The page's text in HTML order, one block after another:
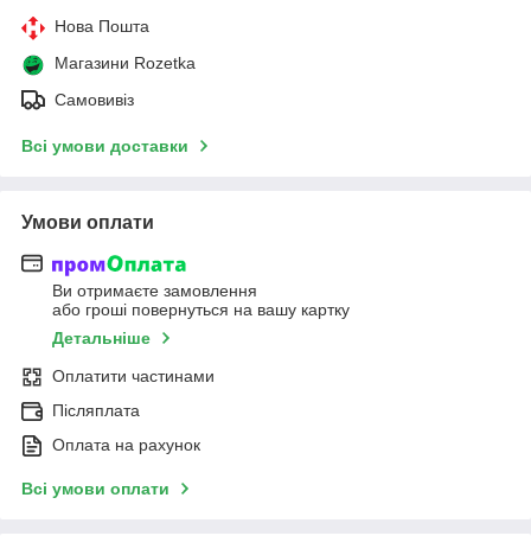
Нова Пошта
Магазини Rozetka
Самовивіз
Всі умови доставки
Умови оплати
Ви отримаєте замовлення
або гроші повернуться на вашу картку
Детальніше
Оплатити частинами
Післяплата
Оплата на рахунок
Всі умови оплати